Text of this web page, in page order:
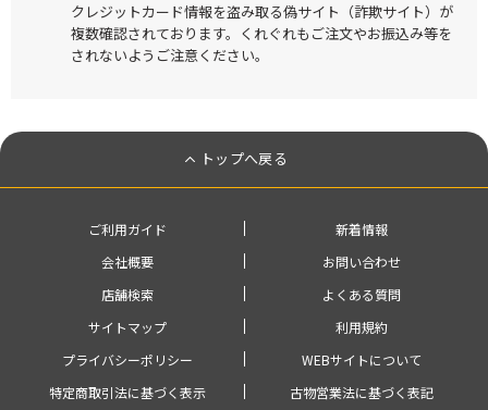
クレジットカード情報を盗み取る偽サイト（詐欺サイト）が
複数確認されております。くれぐれもご注文やお振込み等を
されないようご注意ください。
トップへ戻る
ご利用ガイド
新着情報
会社概要
お問い合わせ
店舗検索
よくある質問
サイトマップ
利用規約
プライバシーポリシー
WEBサイトについて
特定商取引法に基づく表示
古物営業法に基づく表記